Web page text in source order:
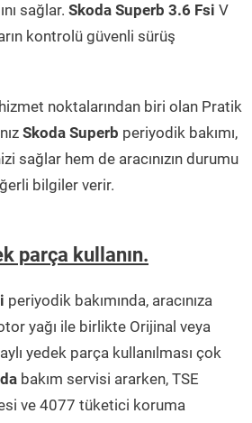
sağlar. Skoda Superb 3.6 Fsi V
kontrolü güvenli sürüş
noktalarından biri olan Pratik
Skoda Superb periyodik bakımı,
sağlar hem de aracınızın durumu
bilgiler verir.
parça kullanın.
periyodik bakımında, aracınıza
yağı ile birlikte Orijinal veya
yedek parça kullanılması çok
bakım servisi ararken, TSE
ve 4077 tüketici koruma